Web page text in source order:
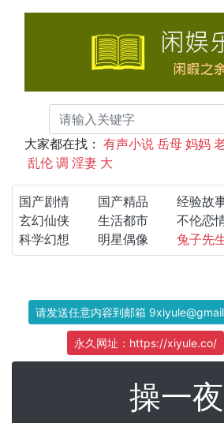
大家都在找： 有声小说 岳母 妈妈
乱伦 调 淫妻 大
国产剧情 国产精品 经验故
玄幻仙侠
生活都市 不伦恋
科学幻想
明星偶像 兔子先
请发送任意内容到邮箱
永久网址：https://xiyule.co/
操一夜